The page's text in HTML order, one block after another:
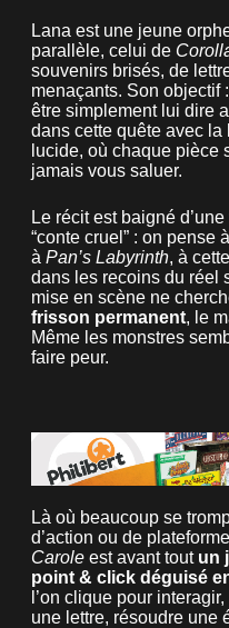
Lana est une jeune
parallèle, celui de
souvenirs brisés, de
menaçants. Son
être simplement lui dire
dans cette quête avec la
lucide, où chaque pièce
jamais vous saluer.
Le récit est baigné d’une
“conte cruel” : on pense à
à Pan’s Labyrinth, à
dans les recoins du réel
mise en scène ne
frisson permanent, le
Même les monstres
faire peur.
Là où beaucoup se
d’action ou de
Caroleest avant tout un
point & click déguisé
l’on clique pour
une lettre, résoudre une